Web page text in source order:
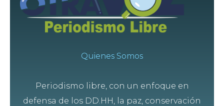
Quienes Somos
Periodismo libre, con un enfoque en
defensa de los DD.HH, la paz, conservación